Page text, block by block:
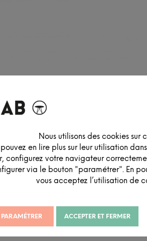
Nous utilisons des cookies sur
pouvez en lire plus sur leur utilisation
configurez votre navigateur
via le bouton "paramétrer". En
vous acceptez l’utilisation de
PARAMÉTRER ACCEPTER ET FERMER
DESCRIPTION DÉTAILLÉE